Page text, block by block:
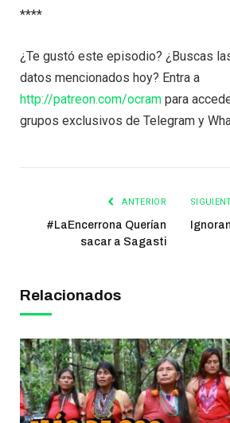
****
¿Te gustó este episodio? ¿Buscas
datos mencionados hoy? Entra a
http://patreon.com/ocram para
grupos exclusivos de Telegram y
ANTERIOR
#LaEncerrona Querían
sacar a Sagasti
Relacionados